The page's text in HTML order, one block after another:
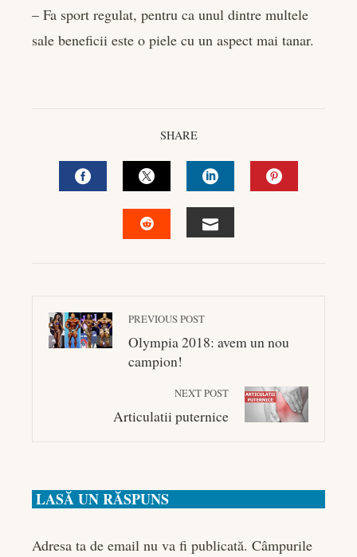
– Fa sport regulat, pentru ca unul dintre multele
sale beneficii este o piele cu un aspect mai tanar.
SHARE
FACEBOOKTWITTERLINKEDIN
PREVIOUS POST
Olympia 2018: avem un nou
campion!
NEXT POST
Articulatii puternice
LASĂ UN RĂSPUNS
Adresa ta de email nu va fi publicată. Câmpurile